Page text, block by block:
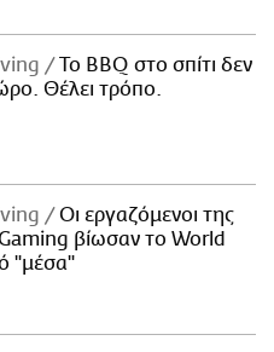
Το BBQ στο σπίτι δεν
Θέλει τρόπο.
Οι εργαζόμενοι της
βίωσαν το World
"μέσα"